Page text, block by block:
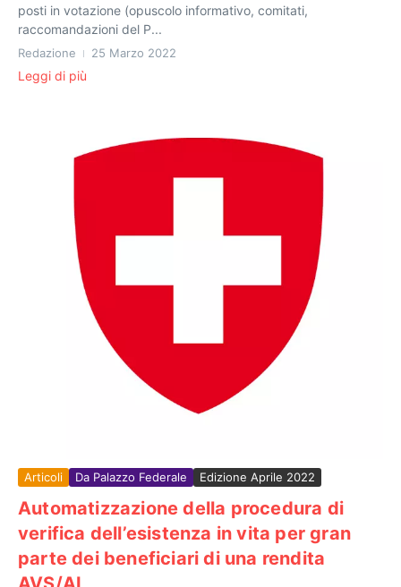
posti in votazione (opuscolo informativo, comitati,
raccomandazioni del P...
Redazione 25 Marzo 2022
Leggi di più
Articoli Da Palazzo Federale Edizione Aprile 2022
Automatizzazione della procedura di
verifica dell’esistenza in vita per gran
parte dei beneficiari di una rendita